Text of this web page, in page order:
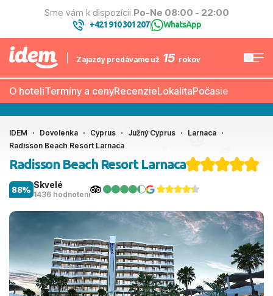
Sme vám k dispozícii Po-Ne 08:00 - 22:00
+421 910 301 207| WhatsApp
Zájazdy predávame už 15 rokov
O hoteliTermíny a cenyRecenzieLokalitaPočasie
IDEM Dovolenka Cyprus Južný Cyprus
Larnaca
Radisson Beach Resort Larnaca
Radisson Beach Resort Larnaca
Skvelé
1436 hodnotení
88%